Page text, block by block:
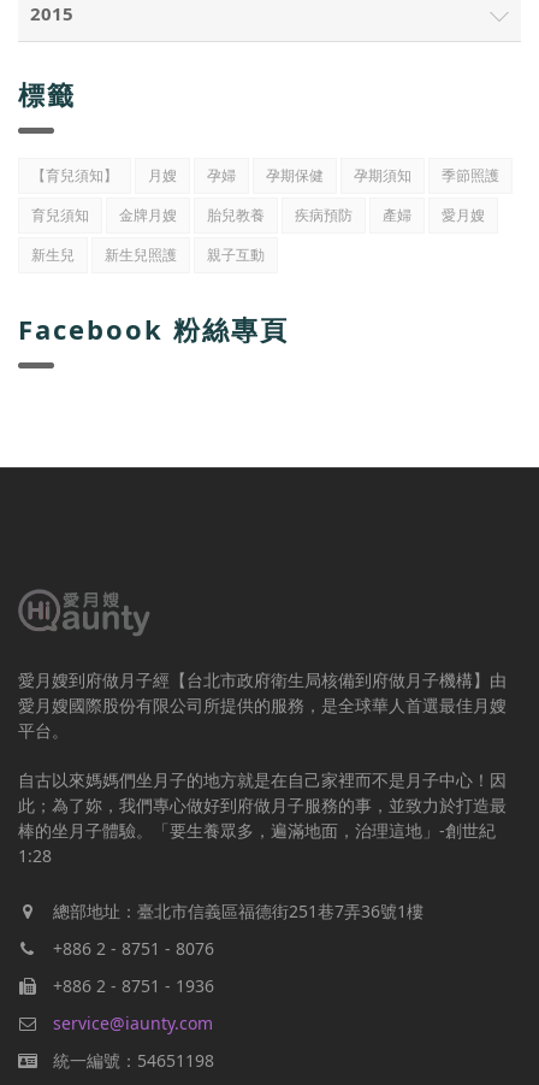
2015
標籤
【育兒須知】 月嫂 孕婦 孕期保健 孕期須知
季節照護
育兒須知
金牌月嫂 胎兒教養 疾病預防 產婦
愛月嫂
新生兒
新生兒照護 親子互動
Facebook 粉絲專頁
愛月嫂到府做月子經【台北市政府衛生局核備到府做月子機構】由
愛月嫂國際股份有限公司所提供的服務，是全球華人首選最佳月嫂
平台。
自古以來媽媽們坐月子的地方就是在自己家裡而不是月子中心！因
此；為了妳，我們專心做好到府做月子服務的事，並致力於打造最
棒的坐月子體驗。「要生養眾多，遍滿地面，治理這地」-創世紀
1:28
總部地址：臺北市信義區福德街251巷7弄36號1樓
+886 2 - 8751 - 8076
+886 2 - 8751 - 1936
service@iaunty.com
統一編號：54651198